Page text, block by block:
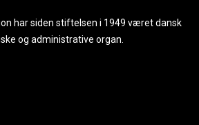
har siden stiftelsen i 1949 været dansk
og administrative organ.